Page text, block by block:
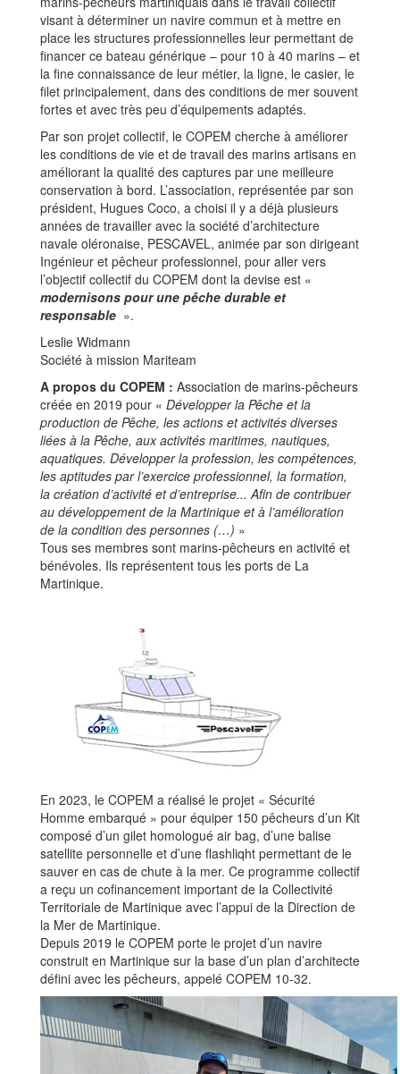
visant à déterminer un navire commun et à mettre en
place les structures professionnelles leur permettant de
financer ce bateau générique – pour 10 à 40 marins – et
la fine connaissance de leur métier, la ligne, le casier, le
filet principalement, dans des conditions de mer souvent
fortes et avec très peu d’équipements adaptés.
Par son projet collectif, le COPEM cherche à améliorer
les conditions de vie et de travail des marins artisans en
améliorant la qualité des captures par une meilleure
conservation à bord. L’association, représentée par son
président, Hugues Coco, a choisi il y a déjà plusieurs
années de travailler avec la société d’architecture
navale oléronaise, PESCAVEL, animée par son dirigeant
Ingénieur et pêcheur professionnel, pour aller vers
l’objectif collectif du COPEM dont la devise est «
modernisons pour une pêche durable et
responsable ».
Leslie Widmann
Société à mission Mariteam
A propos du COPEM : Association de marins-pêcheurs
créée en 2019 pour « Développer la Pêche et la
production de Pêche, les actions et activités diverses
liées à la Pêche, aux activités maritimes, nautiques,
aquatiques. Développer la profession, les compétences,
les aptitudes par l’exercice professionnel, la formation,
la création d’activité et d’entreprise... Afin de contribuer
au développement de la Martinique et à l’amélioration
de la condition des personnes (…) »
Tous ses membres sont marins-pêcheurs en activité et
bénévoles. Ils représentent tous les ports de La
Martinique.
En 2023, le COPEM a réalisé le projet « Sécurité
Homme embarqué » pour équiper 150 pêcheurs d’un Kit
composé d’un gilet homologué air bag, d’une balise
satellite personnelle et d’une flashliqht permettant de le
sauver en cas de chute à la mer. Ce programme collectif
a reçu un cofinancement important de la Collectivité
Territoriale de Martinique avec l’appui de la Direction de
la Mer de Martinique.
Depuis 2019 le COPEM porte le projet d’un navire
construit en Martinique sur la base d’un plan d’architecte
défini avec les pêcheurs, appelé COPEM 10-32.